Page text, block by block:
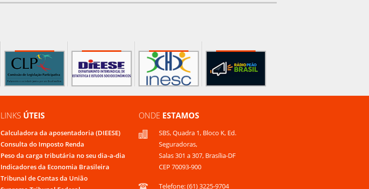
LINKS ÚTEIS
Calculadora da aposentadoria (DIEESE)
Consulta do Imposto Renda
Peso da carga tributária no seu dia-a-dia
Indicadores da Economia Brasileira
Tribunal de Contas da União
ONDE ESTAMOS
SBS, Quadra 1, Bloco K, Ed.
Seguradoras,
Salas 301 a 307, Brasília-DF
CEP 70093-900
Telefone: (61) 3225-9704